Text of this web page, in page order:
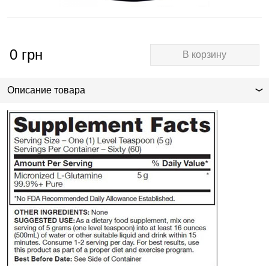
0 грн В корзину
Описание товара